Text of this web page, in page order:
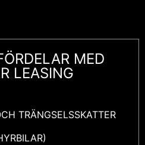
MED
LEASING
TRÄNGSELSSKATTER